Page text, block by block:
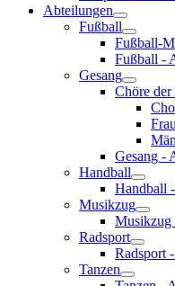
Abteilungen
Fußball
Fußball-
Fußball -
Gesang
Chöre
Gesang -
Handball
Handball
Musikzug
Musikzug
Radsport
Radsport
Tanzen